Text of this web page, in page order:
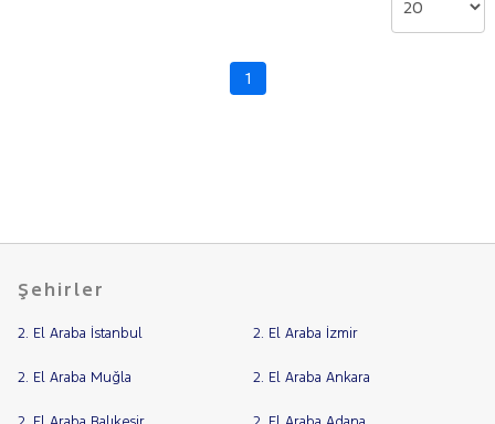
HONDA
HYUNDAI
ISUZU
Şehir
Yakıt
1
Şehirler
2. El Araba İstanbul 2. El Araba İzmir
2. El Araba Muğla 2. El Araba Ankara